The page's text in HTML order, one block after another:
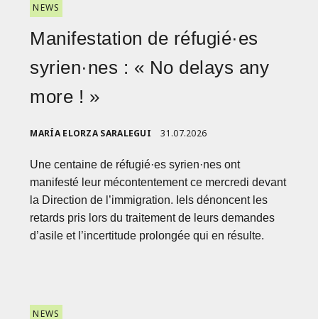
NEWS
Manifestation de réfugié·es
syrien·nes : « No delays any
more ! »
MARÍA ELORZA SARALEGUI 31.07.2026
Une centaine de réfugié·es syrien·nes ont
manifesté leur mécontentement ce mercredi devant
la Direction de l’immigration. Iels dénoncent les
retards pris lors du traitement de leurs demandes
d’asile et l’incertitude prolongée qui en résulte.
NEWS